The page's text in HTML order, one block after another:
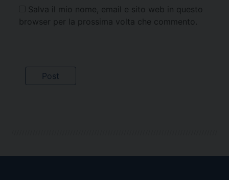
Salva il mio nome, email e sito web in questo
browser per la prossima volta che commento.